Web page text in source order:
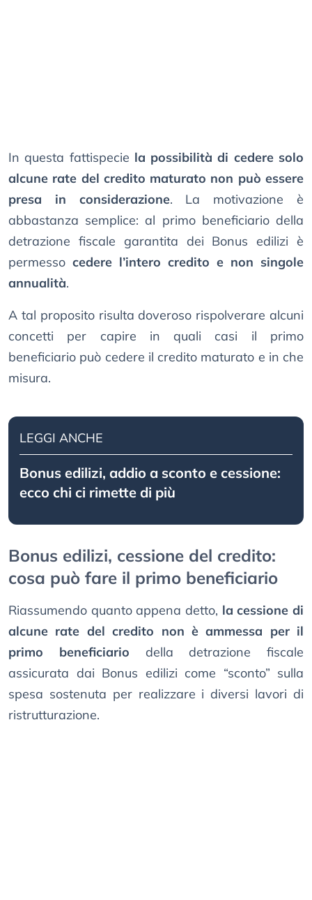
In questa fattispecie la possibilità di cedere solo
alcune rate del credito maturato non può essere
presa in considerazione. La motivazione è
abbastanza semplice: al primo beneficiario della
detrazione fiscale garantita dei Bonus edilizi è
permesso cedere l’intero credito e non singole
annualità.
A tal proposito risulta doveroso rispolverare alcuni
concetti per capire in quali casi il primo
beneficiario può cedere il credito maturato e in che
misura.
LEGGI ANCHE
Bonus edilizi, addio a sconto e cessione:
ecco chi ci rimette di più
Bonus edilizi, cessione del credito:
cosa può fare il primo beneficiario
Riassumendo quanto appena detto, la cessione di
alcune rate del credito non è ammessa per il
primo beneficiario della detrazione fiscale
assicurata dai Bonus edilizi come “sconto” sulla
spesa sostenuta per realizzare i diversi lavori di
ristrutturazione.